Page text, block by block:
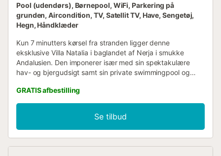
Pool (udendørs), Børnepool, WiFi, Parkering på
grunden, Aircondition, TV, Satellit TV, Have, Sengetøj,
Hegn, Håndklæder
Kun 7 minutters kørsel fra stranden ligger denne
eksklusive Villa Natalia i baglandet af Nerja i smukke
Andalusien. Den imponerer især med sin spektakulære
hav- og bjergudsigt samt sin private swimmingpool og
med familie eller venner. Den har en stue, et veludstyret
køkken med opvaskemaskine, 4 soveværelser, 2
badeværelser og kan rumme 8 personer. Yderligere
faciliteter inkluderer Wi-Fi (velegnet til videoopkald),
aircondition, SAT-TV og DVD-afspiller. Den børnevenlige
GRATIS afbestilling
Se tilbud